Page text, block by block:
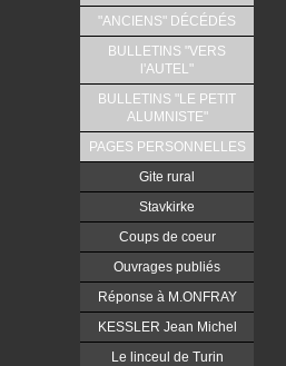
"ANCIENS" DÉCÉDÉS
BULLETINS "VERS
l'AUTEL"
BULLETINS "LE PETIT
ALUMNISTE"
PAGES PERSONNELLES
Gite rural
Stavkirke
Coups de coeur
Ouvrages publiés
Réponse à M.ONFRAY
KESSLER Jean Michel
Le linceul de Turin